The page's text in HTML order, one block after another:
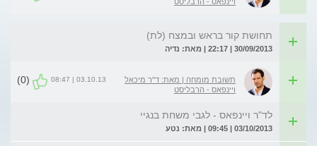
תחושת קור בראש ובמצח (לת)
30/09/2013 | 22:17 | מאת: נדיה
תשובת מומחה | מאת: ד"ר מיכאל
ויינפאס - הרבליסט
03.10.13 | 08:47
(0)
לד"ר ויינפאס - לגבי משחת בנגיי
03/10/2013 | 09:45 | מאת: נטע